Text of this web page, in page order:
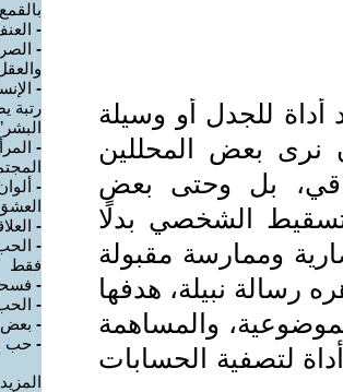
للجدل أو وسيلة
نرى بعض المحللين
بل وحتى بعض
الشخصي بدلًا
وممارسة مقبولة
رسالة نبيلة، هدفها
والمساهمة
لتصفية الحسابات
بالقمع
-
-
-
رتبة
-
-
-
-
فقط
-
-
- بعض
- حب